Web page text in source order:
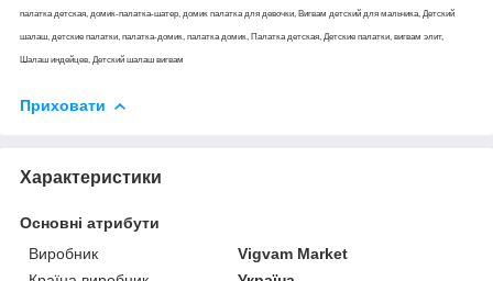
палатка детская, домик-палатка-шатер, домик палатка для девочки, Вигвам детский для мальчика, Детский
шалаш, детские палатки, палатка-домик, палатка домик, Палатка детская, Детские палатки, вигвам элит,
Шалаш индейцев, Детский шалаш вигвам
Приховати
Характеристики
Основні атрибути
Виробник
Vigvam Market